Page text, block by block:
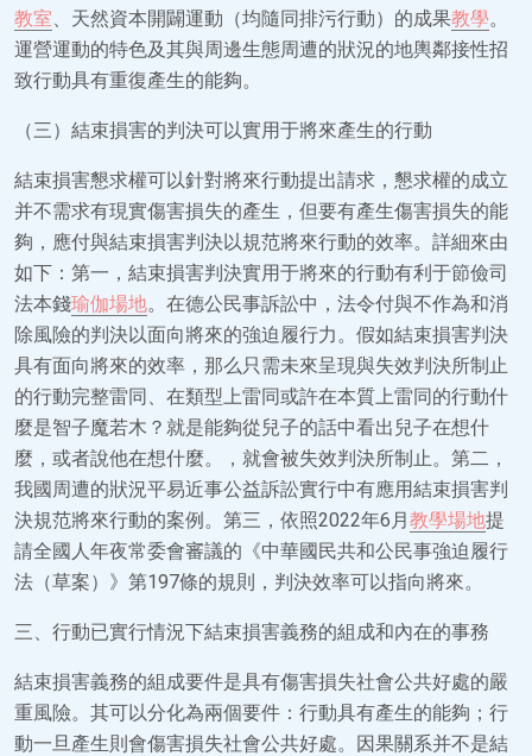
教室、天然資本開闢運動（均隨同排污行動）的成果教學。
運營運動的特色及其與周邊生態周遭的狀況的地輿鄰接性招
致行動具有重復產生的能夠。
（三）結束損害的判決可以實用于將來產生的行動
結束損害懇求權可以針對將來行動提出請求，懇求權的成立
并不需求有現實傷害損失的產生，但要有產生傷害損失的能
夠，應付與結束損害判決以規范將來行動的效率。詳細來由
如下：第一，結束損害判決實用于將來的行動有利于節儉司
法本錢瑜伽場地。在德公民事訴訟中，法令付與不作為和消
除風險的判決以面向將來的強迫履行力。假如結束損害判決
具有面向將來的效率，那么只需未來呈現與失效判決所制止
的行動完整雷同、在類型上雷同或許在本質上雷同的行動什
麼是智子魔若木？就是能夠從兒子的話中看出兒子在想什
麼，或者說他在想什麼。，就會被失效判決所制止。第二，
我國周遭的狀況平易近事公益訴訟實行中有應用結束損害判
決規范將來行動的案例。第三，依照2022年6月教學場地提
請全國人年夜常委會審議的《中華國民共和公民事強迫履行
法（草案）》第197條的規則，判決效率可以指向將來。
三、行動已實行情況下結束損害義務的組成和內在的事務
結束損害義務的組成要件是具有傷害損失社會公共好處的嚴
重風險。其可以分化為兩個要件：行動具有產生的能夠；行
動一旦產生則會傷害損失社會公共好處。因果關系并不是結